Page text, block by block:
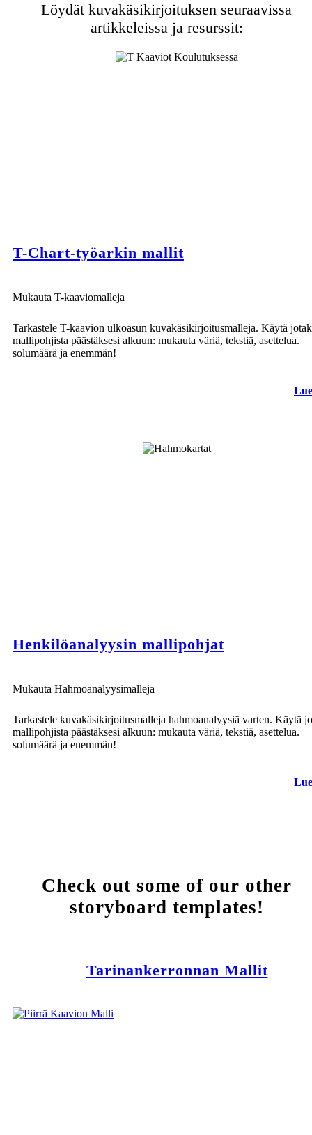
Löydät kuvakäsikirjoituksen seuraavissa
artikkeleissa ja resurssit:
T-Chart-työarkin mallit
Mukauta T-kaaviomalleja
Tarkastele T-kaavion ulkoasun kuvakäsikirjoitusmalleja. Käytä
mallipohjista päästäksesi alkuun: mukauta väriä, tekstiä, asettelua.
solumäärä ja enemmän!
Henkilöanalyysin mallipohjat
Mukauta Hahmoanalyysimalleja
Tarkastele kuvakäsikirjoitusmalleja hahmoanalyysiä varten. Käytä
mallipohjista päästäksesi alkuun: mukauta väriä, tekstiä, asettelua.
solumäärä ja enemmän!
Check out some of our other
storyboard templates!
Tarinankerronnan Mallit